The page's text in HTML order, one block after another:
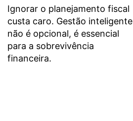
Ignorar o planejamento fiscal
custa caro. Gestão inteligente
não é opcional, é essencial
para a sobrevivência
financeira.